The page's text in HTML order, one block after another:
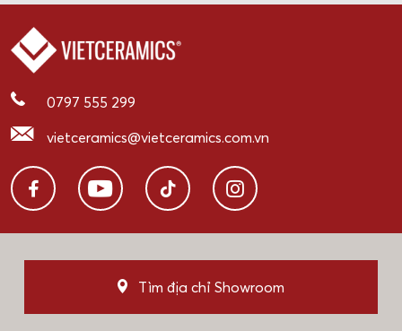
0797 555 299
vietceramics@vietceramics.com.vn
Tìm địa chỉ Showroom